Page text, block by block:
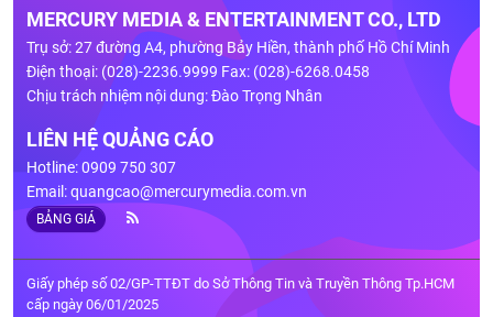
MERCURY MEDIA & ENTERTAINMENT CO., LTD
Trụ sở: 27 đường A4, phường Bảy Hiền, thành phố Hồ Chí Minh
Điện thoại: (028)-2236.9999 Fax: (028)-6268.0458
Chịu trách nhiệm nội dung: Đào Trọng Nhân
LIÊN HỆ QUẢNG CÁO
Hotline: 0909 750 307
Email:quangcao@mercurymedia.com.vn
BẢNG GIÁ
Giấy phép số 02/GP-TTĐT do Sở Thông Tin và Truyền Thông Tp.HCM
cấp ngày 06/01/2025